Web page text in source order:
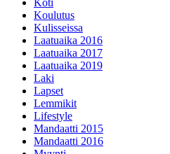
Koulutus
Kulisseissa
Laatuaika 2016
Laatuaika 2017
Laatuaika 2019
Laki
Lapset
Lemmikit
Lifestyle
Mandaatti 2015
Mandaatti 2016